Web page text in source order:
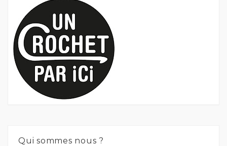
Qui sommes nous ?